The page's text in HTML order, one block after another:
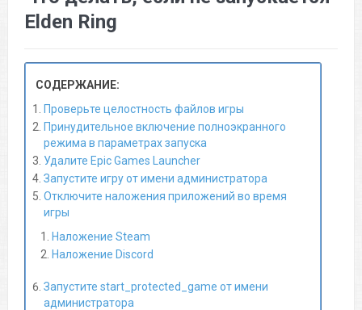
Elden Ring
СОДЕРЖАНИЕ:
Проверьте целостность файлов игры
Принудительное включение полноэкранного
режима в параметрах запуска
Удалите Epic Games Launcher
Запустите игру от имени администратора
Отключите наложения приложений во время
игры
Наложение Steam
Наложение Discord
Запустите start_protected_game от имени
администратора